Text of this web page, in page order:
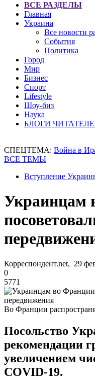
ВСЕ РАЗДЕЛЫ
Главная
Украина
Все новости
События
Политика
Город
Мир
Бизнес
Спорт
Lifestyle
Шоу-биз
Наука
БЛОГИ
СПЕЦТЕМА: Война в
ВСЕ ТЕМЫ
Вступление
Украинцам
Корреспондент.net, 29
0
5771
Во Франции
Посольство
рекомендации
увеличением
COVID-19.